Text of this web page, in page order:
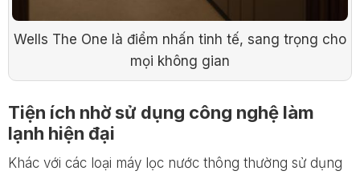
Wells The One là điểm nhấn tinh tế, sang trọng cho
mọi không gian
Tiện ích nhờ sử dụng công nghệ làm
lạnh hiện đại
Khác với các loại máy lọc nước thông thường sử dụng